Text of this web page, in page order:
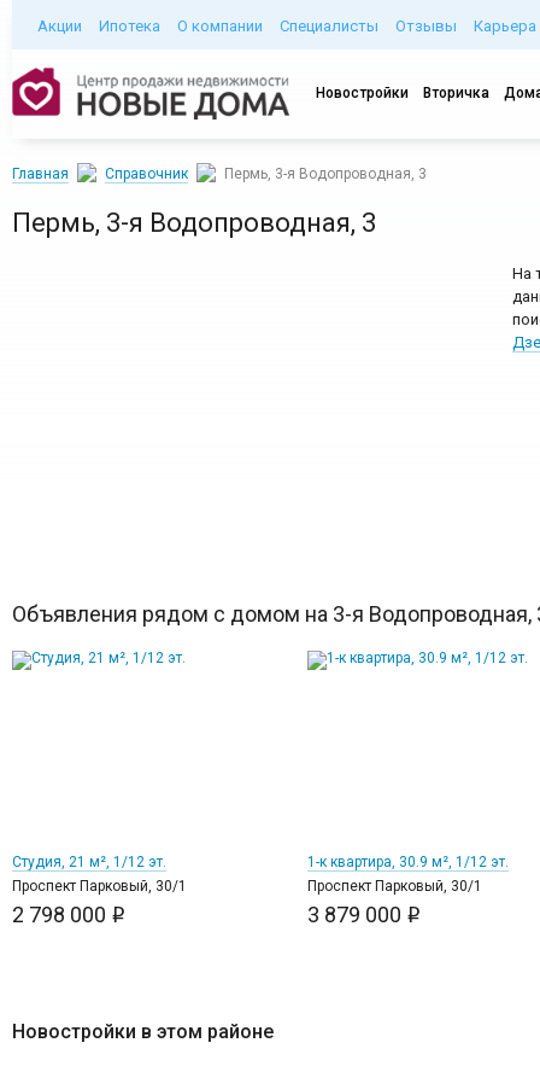
Акции Ипотека О компании Специалисты Отзывы Карьера
Новостройки Вторичка
Главная Справочник Пермь, 3-я Водопроводная, 3
Пермь, 3-я Водопроводная, 3
На
Объявления рядом с домом на 3-я Водопроводная,
Студия, 21 м², 1/12 эт.
Проспект Парковый, 30/1
2 798 000 i
1-к квартира, 30.9 м², 1/12 эт.
Проспект Парковый, 30/1
3 879 000 i
Новостройки в этом районе